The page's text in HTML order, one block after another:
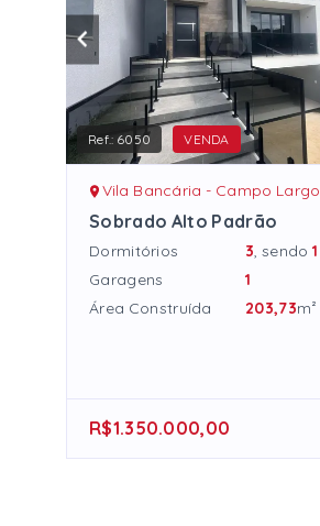
Ref.: 6050 VENDA
Vila Bancária - Campo
Sobrado Alto Padrão
Dormitórios 3, sendo1
Garagens
1
Área Construída
203,73m²
R$1.350.000,00